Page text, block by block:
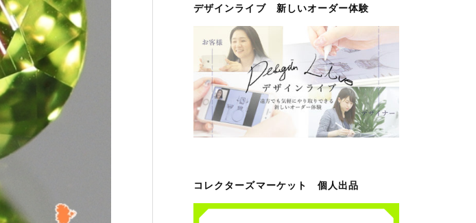
デザインライブ 新しいオーダー体験
コレクターズマーケット 個人出品